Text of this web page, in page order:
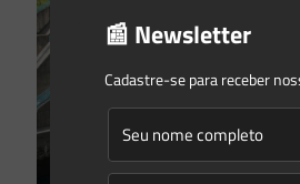
📰 Newsletter
Cadastre-se para receber